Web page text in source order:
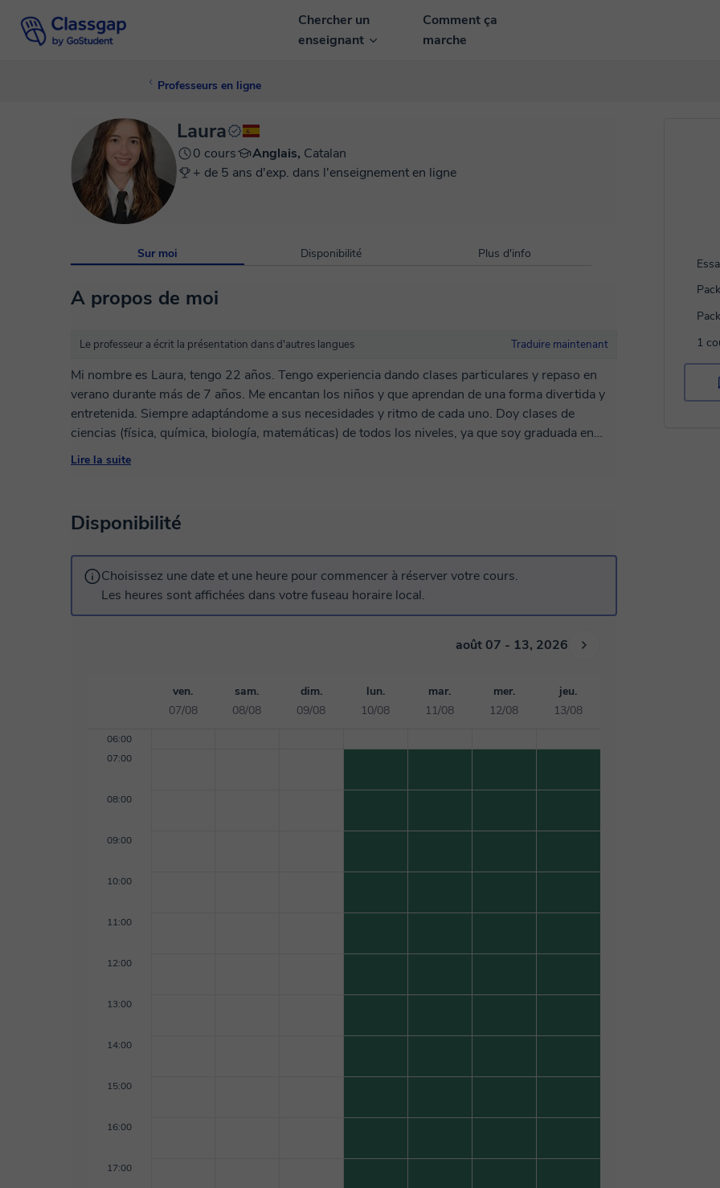
Chercher un
enseignant
Comment ça
marche
Professeurs en ligne
1
Laura
0 cours Anglais, Catalan
+ de 5 ans d'exp. dans l'enseignement en ligne
Sur moi Disponibilité Plus d'info
A propos de moi
Le professeur a écrit la présentation dans d'autres langues Traduire maintenant
Mi nombre es Laura, tengo 22 años. Tengo experiencia dando clases particulares y repaso en
verano durante más de 7 años. Me encantan los niños y que aprendan de una forma divertida y
entretenida. Siempre adaptándome a sus necesidades y ritmo de cada uno. Doy clases de
ciencias (física, química, biología, matemáticas) de todos los niveles, ya que soy graduada en
Bioquímica y Biología Molecular. Además, también doy clases de Inglés, dispongo del
Lire la suite
Disponibilité
Choisissez une date et une heure pour commencer à réserver votre cours.
Les heures sont affichées dans votre fuseau horaire local.
août 07 - 13, 2026
ven.
07/08
sam.
08/08
dim.
09/08
lun.
10/08
mar.
11/08
mer.
12/08
jeu.
13/08
06:00
07:00
08:00
09:00
10:00
11:00
12:00
13:00
14:00
15:00
16:00
17:00